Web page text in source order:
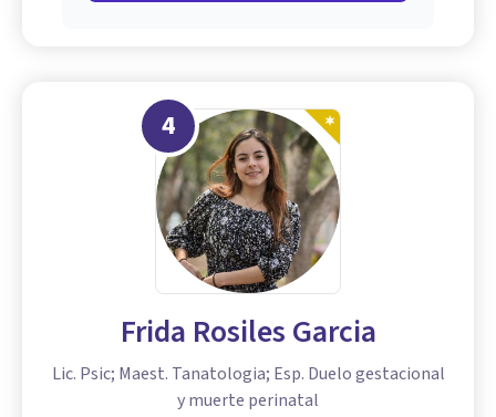
4
Frida Rosiles Garcia
Lic. Psic; Maest. Tanatologia; Esp. Duelo gestacional
y muerte perinatal